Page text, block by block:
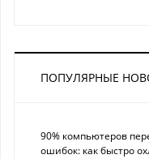
ПОПУЛЯРНЫЕ
90% компьютеров
ошибок: как быстро